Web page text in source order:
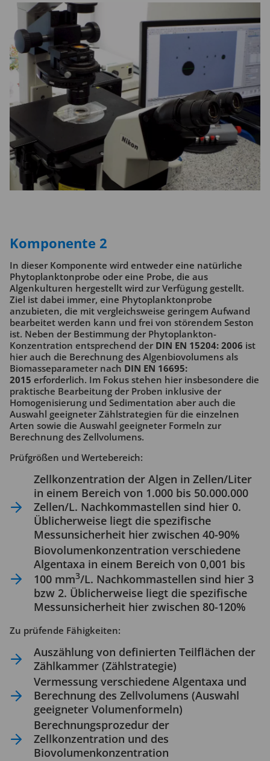
Komponente 2
In dieser Komponente wird entweder eine natürliche
Phytoplanktonprobe oder eine Probe, die aus
Algenkulturen hergestellt wird zur Verfügung gestellt.
Ziel ist dabei immer, eine Phytoplanktonprobe
anzubieten, die mit vergleichsweise geringem Aufwand
bearbeitet werden kann und frei von störendem Seston
ist. Neben der Bestimmung der Phytoplankton-
Konzentration entsprechend der DIN EN 15204: 2006 ist
hier auch die Berechnung des Algenbiovolumens als
Biomasseparameter nach DIN EN 16695:
2015 erforderlich. Im Fokus stehen hier insbesondere die
praktische Bearbeitung der Proben inklusive der
Homogenisierung und Sedimentation aber auch die
Auswahl geeigneter Zählstrategien für die einzelnen
Arten sowie die Auswahl geeigneter Formeln zur
Berechnung des Zellvolumens.
Prüfgrößen und Wertebereich:
Zellkonzentration der Algen in Zellen/Liter
in einem Bereich von 1.000 bis 50.000.000
Zellen/L. Nachkommastellen sind hier 0.
Üblicherweise liegt die spezifische
Messunsicherheit hier zwischen 40-90%
Biovolumenkonzentration verschiedene
Algentaxa in einem Bereich von 0,001 bis
100 mm3/L. Nachkommastellen sind hier 3
bzw 2. Üblicherweise liegt die spezifische
Messunsicherheit hier zwischen 80-120%
Zu prüfende Fähigkeiten:
Auszählung von definierten Teilflächen der
Zählkammer (Zählstrategie)
Vermessung verschiedene Algentaxa und
Berechnung des Zellvolumens (Auswahl
geeigneter Volumenformeln)
Berechnungsprozedur der
Zellkonzentration und des
Biovolumenkonzentration